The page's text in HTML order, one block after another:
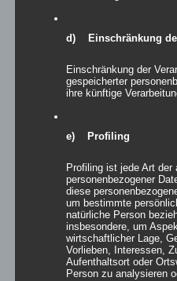
Easy Sculptures-
d) Einschränkung
Einschränkung der
gespeicherter
ihre künftige
e) Profiling
Profiling ist jede Art der
personenbezogener
diese
um bestimmte
natürliche Person
insbesondere, um
wirtschaftlicher Lage,
Vorlieben, Interessen,
Aufenthaltsort oder
Person zu analysieren